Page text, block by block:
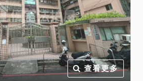
、債權人未查報系封建物
否有海砂屋、輻射屋、地
受創、嚴重漏水、火災受
、建物內有非自然死亡之
事。惟實際情形如何，請
買人自行查明注意。若有
查看更多